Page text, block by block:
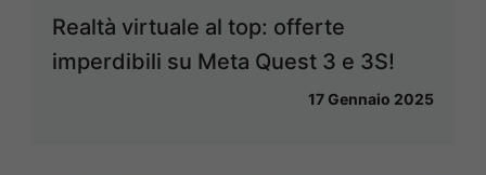
Realtà virtuale al top: offerte
imperdibili su Meta Quest 3 e 3S!
17 Gennaio 2025